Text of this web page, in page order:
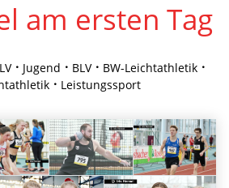
am ersten Tag
Jugend BLV
BW-Leichtathletik
Leistungssport